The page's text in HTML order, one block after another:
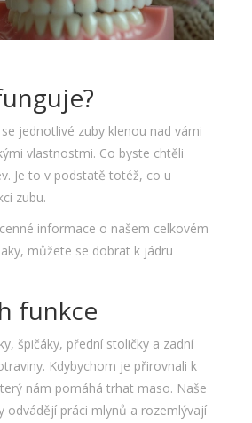
jednotlivé zuby klenou nad vámi
vlastnostmi. Co byste chtěli
Je to v podstatě totéž, co u
zubu.
informace o našem celkovém
můžete se dobrat k jádru
funkce
špičáky, přední stoličky a zadní
Kdybychom je přirovnali k
nám pomáhá trhat maso. Naše
odvádějí práci mlynů a rozemlývají